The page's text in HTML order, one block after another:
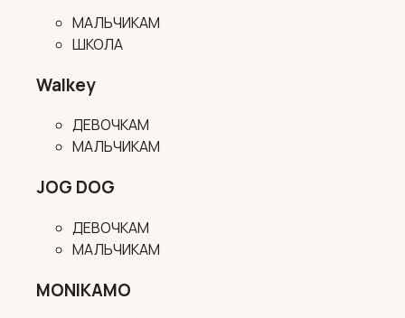
МАЛЬЧИКАМ
ШКОЛА
Walkey
ДЕВОЧКАМ
МАЛЬЧИКАМ
JOG DOG
ДЕВОЧКАМ
МАЛЬЧИКАМ
MONIKAMO